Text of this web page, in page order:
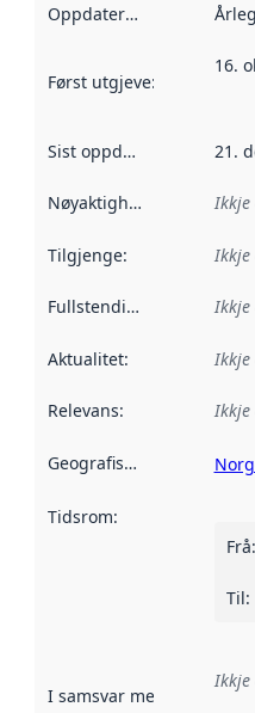
Oppdateringsfrekvens :
Årleg
Først utgjeve:
16.
Sist oppdatert 21.
Nøyaktigheit
Tilgjenge:
Fullstendigheit
Aktualitet:
Relevans:
Geografisk område
Tidsrom:
Frå:
Til:
I samsvar med